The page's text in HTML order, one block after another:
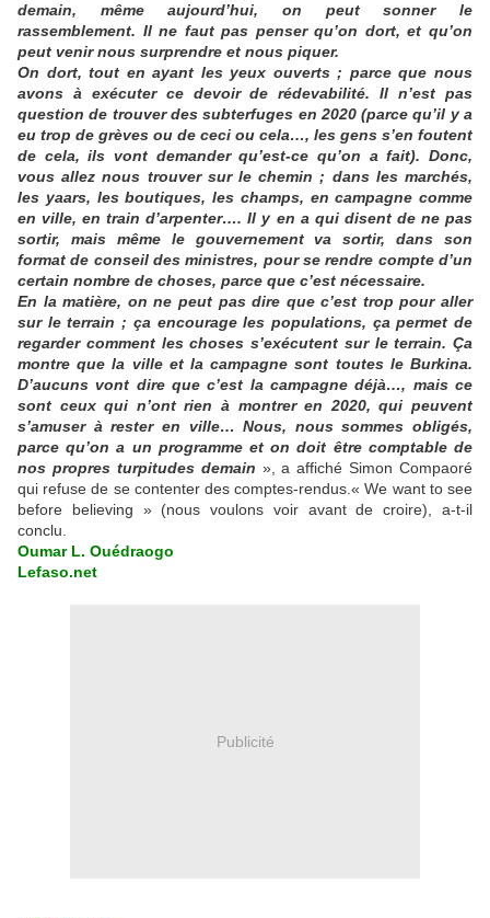
demain, même aujourd’hui, on peut sonner le
rassemblement. Il ne faut pas penser qu’on dort, et qu’on
peut venir nous surprendre et nous piquer.
On dort, tout en ayant les yeux ouverts ; parce que nous
avons à exécuter ce devoir de rédevabilité. Il n’est pas
question de trouver des subterfuges en 2020 (parce qu’il y a
eu trop de grèves ou de ceci ou cela…, les gens s’en foutent
de cela, ils vont demander qu’est-ce qu’on a fait). Donc,
vous allez nous trouver sur le chemin ; dans les marchés,
les yaars, les boutiques, les champs, en campagne comme
en ville, en train d’arpenter…. Il y en a qui disent de ne pas
sortir, mais même le gouvernement va sortir, dans son
format de conseil des ministres, pour se rendre compte d’un
certain nombre de choses, parce que c’est nécessaire.
En la matière, on ne peut pas dire que c’est trop pour aller
sur le terrain ; ça encourage les populations, ça permet de
regarder comment les choses s’exécutent sur le terrain. Ça
montre que la ville et la campagne sont toutes le Burkina.
D’aucuns vont dire que c’est la campagne déjà…, mais ce
sont ceux qui n’ont rien à montrer en 2020, qui peuvent
s’amuser à rester en ville… Nous, nous sommes obligés,
parce qu’on a un programme et on doit être comptable de
nos propres turpitudes demain », a affiché Simon Compaoré
qui refuse de se contenter des comptes-rendus.« We want to see
before believing » (nous voulons voir avant de croire), a-t-il
conclu.
Oumar L. Ouédraogo
Lefaso.net
Publicité